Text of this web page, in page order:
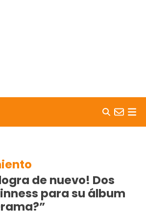
de nuevo! Dos
para su álbum